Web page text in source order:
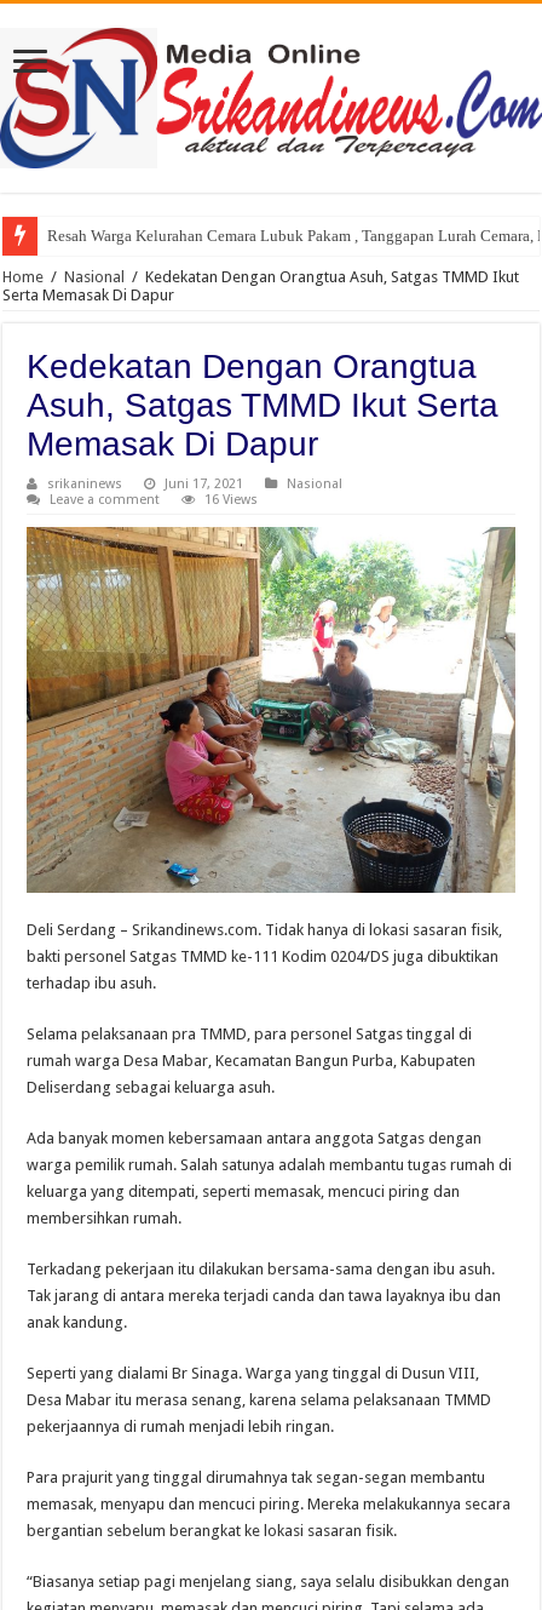
Resah Warga Kelurahan Cemara Lubuk Pakam , Tanggapan Lurah
Home / Nasional / Kedekatan Dengan Orangtua Asuh, Satgas TMMD Ikut
Serta Memasak Di Dapur
Kedekatan Dengan Orangtua
Asuh, Satgas TMMD Ikut Serta
Memasak Di Dapur
srikaninews Juni 17, 2021
Nasional
Leave a comment
16 Views
Deli Serdang – Srikandinews.com. Tidak hanya di lokasi sasaran fisik,
bakti personel Satgas TMMD ke-111 Kodim 0204/DS juga dibuktikan
terhadap ibu asuh.
Selama pelaksanaan pra TMMD, para personel Satgas tinggal di
rumah warga Desa Mabar, Kecamatan Bangun Purba, Kabupaten
Deliserdang sebagai keluarga asuh.
Ada banyak momen kebersamaan antara anggota Satgas dengan
warga pemilik rumah. Salah satunya adalah membantu tugas rumah di
keluarga yang ditempati, seperti memasak, mencuci piring dan
membersihkan rumah.
Terkadang pekerjaan itu dilakukan bersama-sama dengan ibu asuh.
Tak jarang di antara mereka terjadi canda dan tawa layaknya ibu dan
anak kandung.
Seperti yang dialami Br Sinaga. Warga yang tinggal di Dusun VIII,
Desa Mabar itu merasa senang, karena selama pelaksanaan TMMD
pekerjaannya di rumah menjadi lebih ringan.
Para prajurit yang tinggal dirumahnya tak segan-segan membantu
memasak, menyapu dan mencuci piring. Mereka melakukannya secara
bergantian sebelum berangkat ke lokasi sasaran fisik.
“Biasanya setiap pagi menjelang siang, saya selalu disibukkan dengan